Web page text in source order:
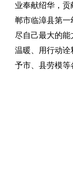
业奉献绍华，
郸市临漳县第一
尽自己最大的能
温暖、用行动诠
予市、县劳模等